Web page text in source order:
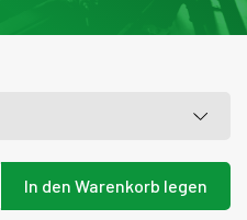
In den Warenkorb legen